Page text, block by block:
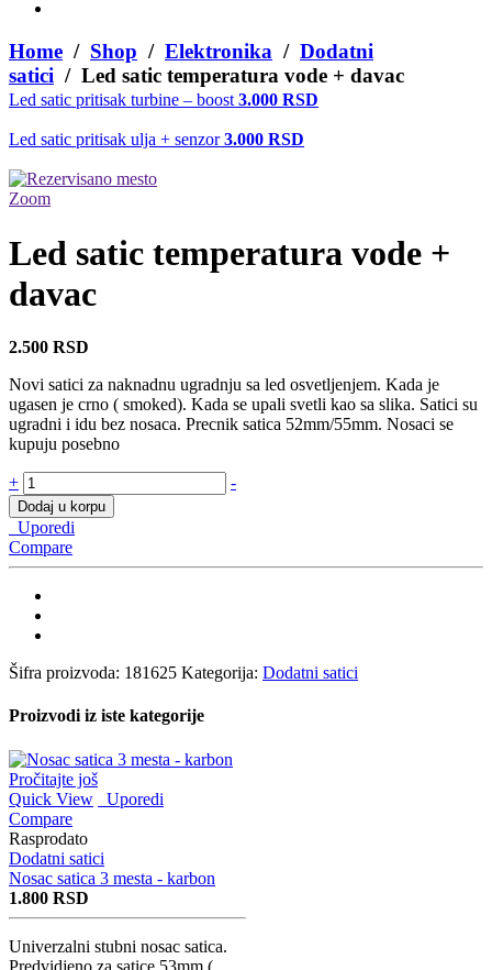
Home / Shop / Elektronika / Dodatni
satici / Led satic temperatura vode + davac
Led satic pritisak turbine – boost 3.000 RSD
Led satic pritisak ulja + senzor 3.000 RSD
Zoom
Led satic temperatura vode +
davac
2.500 RSD
Novi satici za naknadnu ugradnju sa led osvetljenjem. Kada je
ugasen je crno ( smoked). Kada se upali svetli kao sa slika. Satici su
ugradni i idu bez nosaca. Precnik satica 52mm/55mm. Nosaci se
kupuju posebno
Led
satic
temperatura
vode
+
quantity
+ -
Dodaj u korpu
Uporedi
Compare
Šifra proizvoda: 181625 Kategorija: Dodatni satici
Proizvodi iz iste kategorije
Pročitajte još
Quick View
Uporedi
Compare
Rasprodato
Dodatni satici
Nosac satica 3 mesta - karbon
1.800 RSD
Univerzalni stubni nosac satica.
Predvidjeno za satice 53mm (